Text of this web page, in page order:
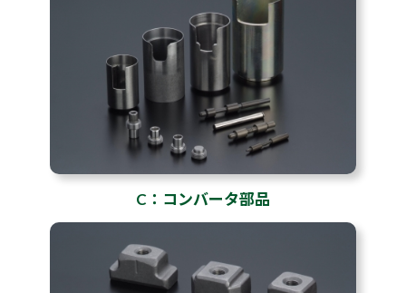
C：コンバータ部品